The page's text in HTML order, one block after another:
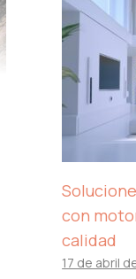
con
calidad
17 de abril